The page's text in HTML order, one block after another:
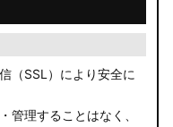
（SSL）により安全に
管理することはなく、